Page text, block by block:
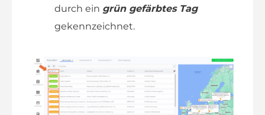
durch ein grün gefärbtes Tag
gekennzeichnet.